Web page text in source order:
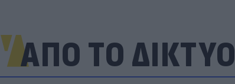
ΑΠΟ ΤΟ ΔΙΚΤΥΟ